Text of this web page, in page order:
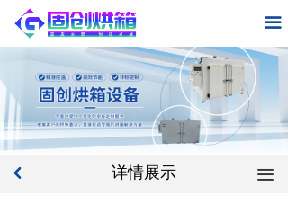
끀
首页
产品中心
标准型规格烘箱
新闻中心
낒 详情展示 끀